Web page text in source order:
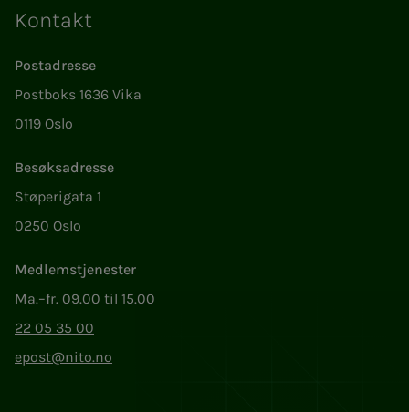
Kontakt
Postadresse
Postboks 1636 Vika
0119 Oslo
Besøksadresse
Støperigata 1
0250 Oslo
Medlemstjenester
Ma.–fr. 09.00 til 15.00
22 05 35 00
epost@nito.no